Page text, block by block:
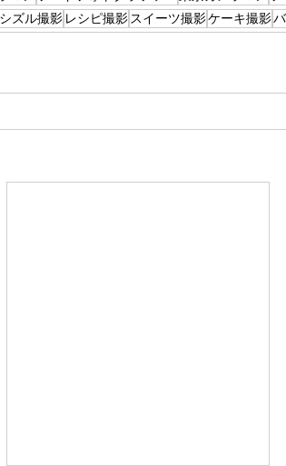
シズル撮影 レシピ撮影 スイーツ撮影ケーキ撮影